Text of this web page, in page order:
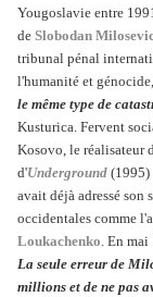
Yougoslavie entre
de Slobodan
tribunal pénal
l'humanité et
le même type de
Kusturica. Fervent
Kosovo, le réalisateur
d'Underground (1995)
avait déjà adressé son
occidentales comme
Loukachenko. En mai
La seule erreur de
millions et de ne pas